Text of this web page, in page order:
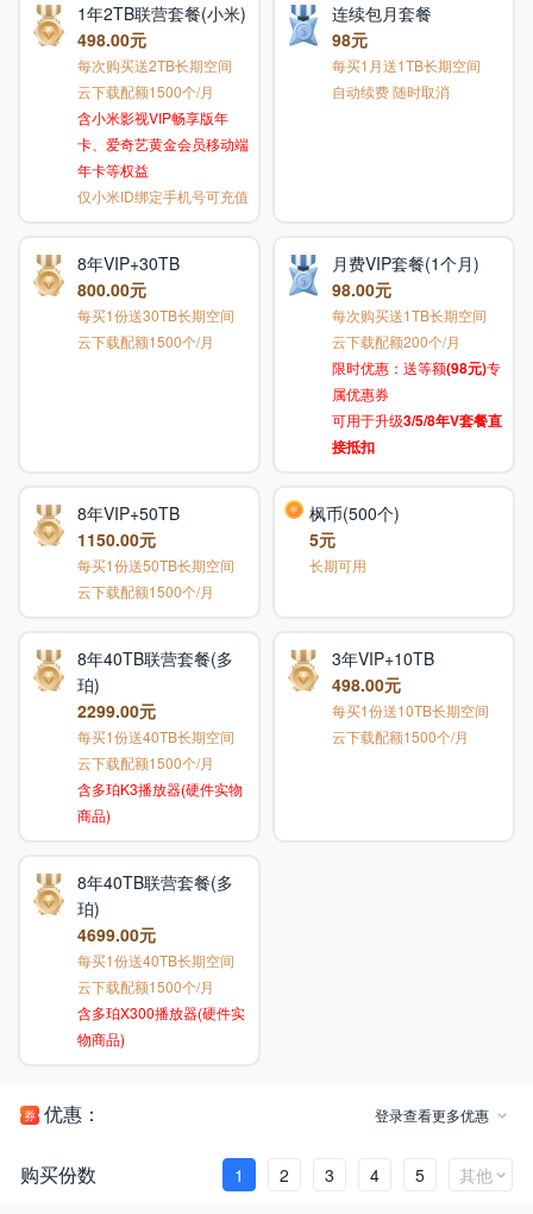
1年2TB联营套餐(小米)
498.00元
每次购买送2TB长期空间
云下载配额1500个/月
含小米影视VIP畅享版年
卡、爱奇艺黄金会员移动端
年卡等权益
仅小米ID绑定手机号可充值
连续包月套餐
98元
每买1月送1TB长期空间
自动续费 随时取消
8年VIP+30TB
800.00元
每买1份送30TB长期空间
云下载配额1500个/月
月费VIP套餐(1个月)
98.00元
每次购买送1TB长期空间
云下载配额200个/月
限时优惠：送等额(98元)专
属优惠券
可用于升级3/5/8年V套餐直
接抵扣
8年VIP+50TB
1150.00元
每买1份送50TB长期空间
云下载配额1500个/月
枫币(500个)
5元
长期可用
8年40TB联营套餐(多
珀)
2299.00元
每买1份送40TB长期空间
云下载配额1500个/月
含多珀K3播放器(硬件实物
商品)
3年VIP+10TB
498.00元
每买1份送10TB长期空间
云下载配额1500个/月
8年40TB联营套餐(多
珀)
4699.00元
每买1份送40TB长期空间
云下载配额1500个/月
含多珀X300播放器(硬件实
物商品)
优惠： 登录查看更多优惠
购买份数 1 2 3 4 5 其他